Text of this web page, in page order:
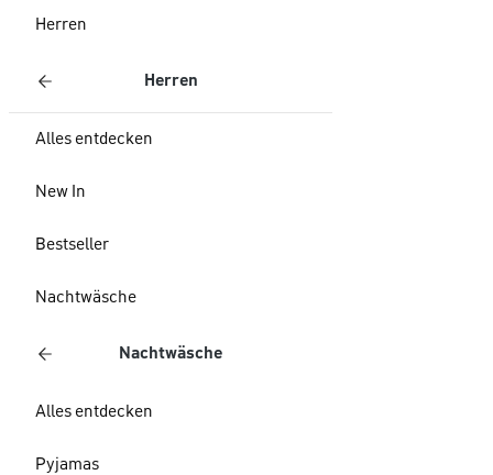
Herren
Herren
Alles entdecken
New In
Bestseller
Nachtwäsche
Nachtwäsche
Alles entdecken
Pyjamas